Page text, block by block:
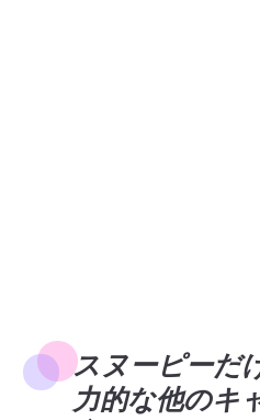
スヌーピーだ
力的な他のキ